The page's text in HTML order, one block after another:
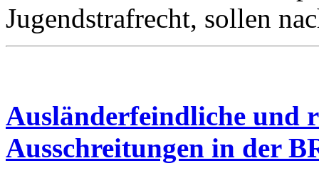
Jugendstrafrecht, sollen
Ausländerfeindliche und
Ausschreitungen in der